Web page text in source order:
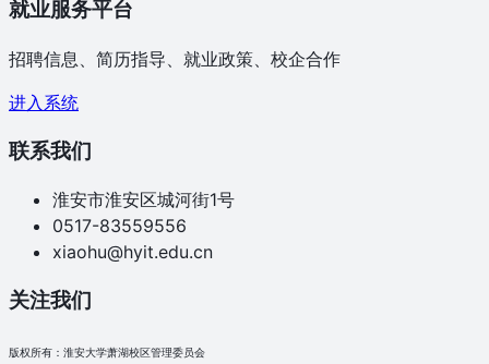
就业服务平台
招聘信息、简历指导、就业政策、校企合作
进入系统
联系我们
淮安市淮安区城河街1号
0517-83559556
xiaohu@hyit.edu.cn
关注我们
版权所有：淮安大学萧湖校区管理委员会